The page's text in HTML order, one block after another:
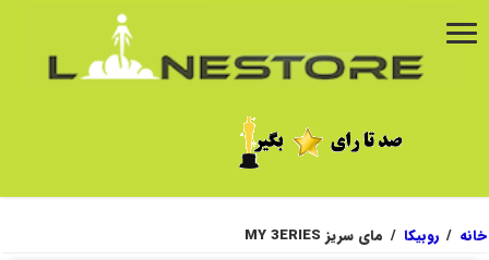
خانه / روبیکا / مای سریز MY 3ERIES